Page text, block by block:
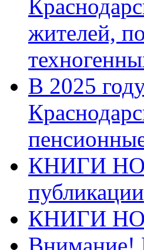
жителей,
В 2025
КНИГИ
публикации
КНИГИ